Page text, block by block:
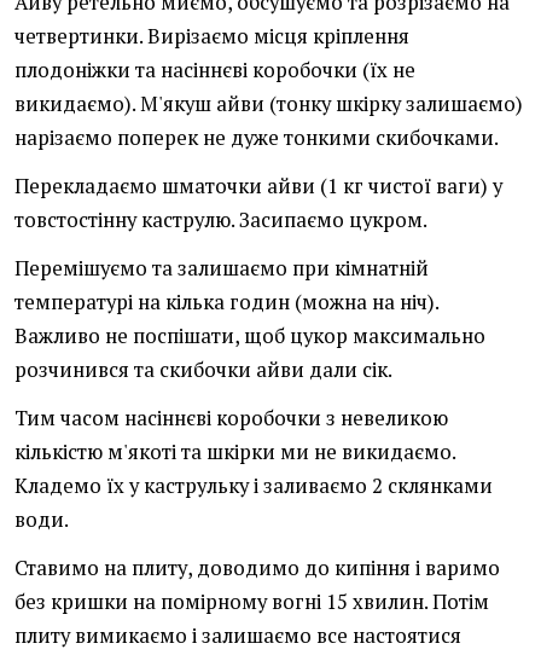
четвертинки. Вирізаємо місця кріплення
плодоніжки та насіннєві коробочки (їх не
викидаємо). М'якуш айви (тонку шкірку залишаємо)
нарізаємо поперек не дуже тонкими скибочками.
Перекладаємо шматочки айви (1 кг чистої ваги) у
товстостінну каструлю. Засипаємо цукром.
Перемішуємо та залишаємо при кімнатній
температурі на кілька годин (можна на ніч).
Важливо не поспішати, щоб цукор максимально
розчинився та скибочки айви дали сік.
Тим часом насіннєві коробочки з невеликою
кількістю м'якоті та шкірки ми не викидаємо.
Кладемо їх у каструльку і заливаємо 2 склянками
води.
Ставимо на плиту, доводимо до кипіння і варимо
без кришки на помірному вогні 15 хвилин. Потім
плиту вимикаємо і залишаємо все настоятися